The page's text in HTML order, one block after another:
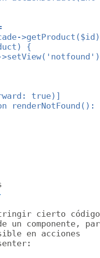
{
true)]
renderNotFound():
cierto
un componente,
en acciones